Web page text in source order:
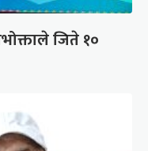
जिते १०